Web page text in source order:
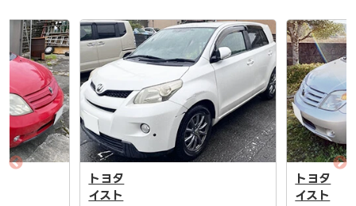
トヨタ
イスト
トヨタ
イスト